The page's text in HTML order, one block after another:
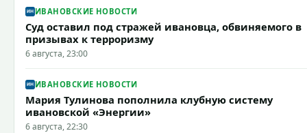
ИВАНОВСКИЕ НОВОСТИ
Суд оставил под стражей ивановца, обвиняемого в
призывах к терроризму
6 августа, 23:00
ИВАНОВСКИЕ НОВОСТИ
Мария Тулинова пополнила клубную систему
ивановской «Энергии»
6 августа, 22:30